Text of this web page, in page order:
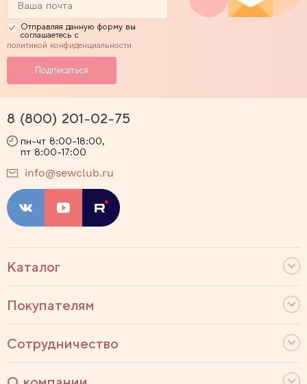
Отправляя данную форму вы
соглашаетесь с
политикой конфиденциальности
Каталог
Покупателям
Сотрудничество
8 (800) 201-02-75
пн-чт 8:00-18:00,
пт 8:00-17:00
info@sewclub.ru